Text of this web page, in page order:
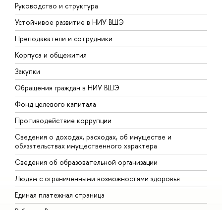
Руководство и структура
Устойчивое развитие в НИУ ВШЭ
Преподаватели и сотрудники
Корпуса и общежития
Закупки
Обращения граждан в НИУ ВШЭ
Фонд целевого капитала
Противодействие коррупции
Сведения о доходах, расходах, об имуществе и
обязательствах имущественного характера
Сведения об образовательной организации
Людям с ограниченными возможностями здоровья
Единая платежная страница